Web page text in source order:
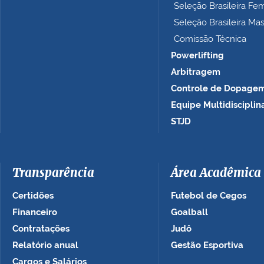
Seleção Brasileira
Seleção Brasileira
Comissão Técnica
Powerlifting
Arbitragem
Controle de
Equipe
STJD
Transparência
Certidões
Financeiro
Contratações
Relatório anual
Cargos e Salários
Área Acadêmica
Futebol de Cegos
Goalball
Judô
Gestão Esportiva